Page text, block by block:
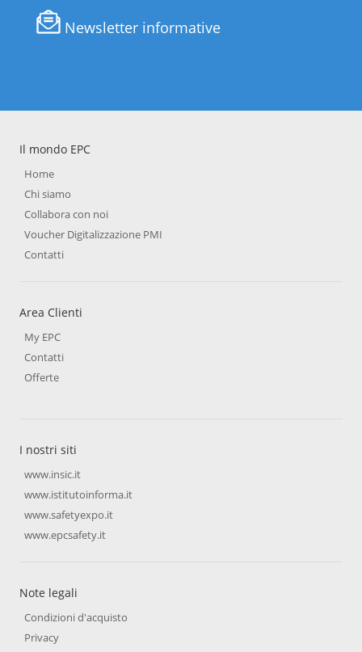
Newsletter informative
Il mondo EPC
Home
Chi siamo
Collabora con noi
Voucher Digitalizzazione PMI
Contatti
Area Clienti
My EPC
Contatti
Offerte
I nostri siti
www.insic.it
www.istitutoinforma.it
www.safetyexpo.it
www.epcsafety.it
Note legali
Condizioni d'acquisto
Privacy